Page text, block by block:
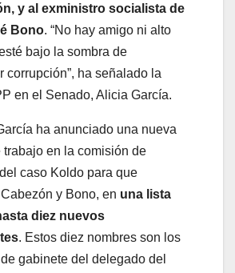
y al exministro socialista de
Bono. “No hay amigo ni alto
bajo la sombra de
corrupción”, ha señalado la
en el Senado, Alicia García.
ha anunciado una nueva
en la comisión de
caso Koldo para que
y Bono, en una lista
diez nuevos
. Estos diez nombres son los
gabinete del delegado del